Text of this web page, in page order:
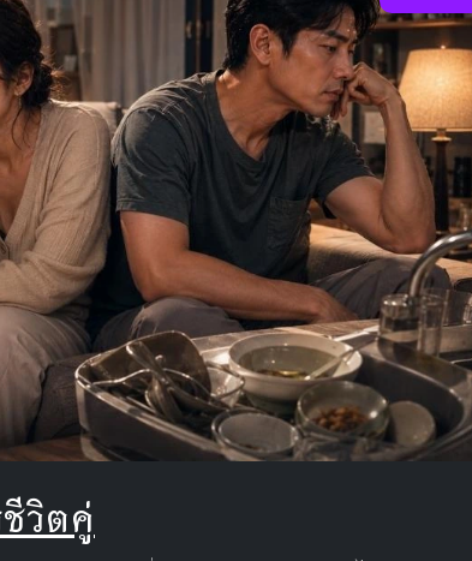
วิตคู่